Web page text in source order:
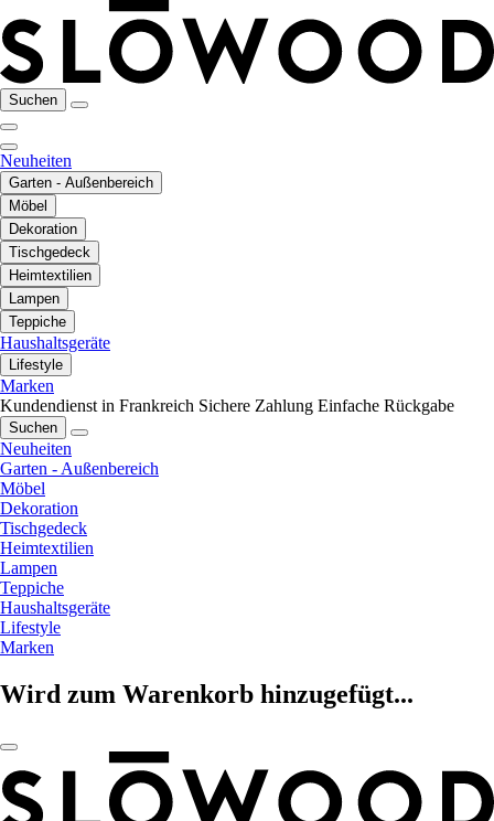
Suchen
Neuheiten
Garten - Außenbereich
Möbel
Dekoration
Tischgedeck
Heimtextilien
Lampen
Teppiche
Haushaltsgeräte
Lifestyle
Marken
Kundendienst in Frankreich Sichere Zahlung Einfache Rückgabe
Suchen
Neuheiten
Garten - Außenbereich
Möbel
Dekoration
Tischgedeck
Heimtextilien
Lampen
Teppiche
Haushaltsgeräte
Lifestyle
Marken
Wird zum Warenkorb hinzugefügt...